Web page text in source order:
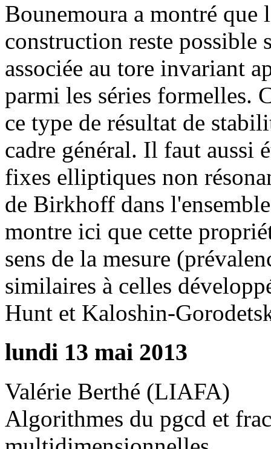
Bounemoura a montré que
construction reste
associée au tore invariant
parmi les séries formelles.
ce type de résultat de
cadre général. Il faut aussi
fixes elliptiques non
de Birkhoff dans
montre ici que cette
sens de la mesure
similaires à celles
Hunt et Kaloshin-
lundi 13 mai 2013
Valérie Berthé (LIAFA)
Algorithmes du pgcd et